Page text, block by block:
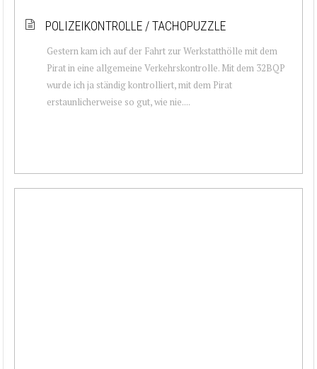
POLIZEIKONTROLLE / TACHOPUZZLE
Gestern kam ich auf der Fahrt zur Werkstatthölle mit dem
Pirat in eine allgemeine Verkehrskontrolle. Mit dem 32BQP
wurde ich ja ständig kontrolliert, mit dem Pirat
erstaunlicherweise so gut, wie nie....